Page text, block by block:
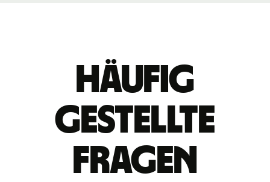
Häufig
gestellte
Fragen